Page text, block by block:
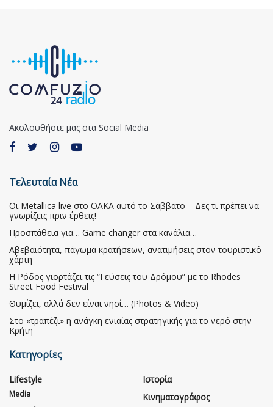
Ακολουθήστε μας στα Social Media
Τελευταία Νέα
Οι Metallica live στο ΟΑΚΑ αυτό το Σάββατο – Δες τι πρέπει να
γνωρίζεις πριν έρθεις!
Προσπάθεια για… Game changer στα κανάλια…
Αβεβαιότητα, πάγωμα κρατήσεων, ανατιμήσεις στον τουριστικό
χάρτη
Η Ρόδος γιορτάζει τις “Γεύσεις του Δρόμου” με το Rhodes
Street Food Festival
Θυμίζει, αλλά δεν είναι νησί… (Photos & Video)
Στο «τραπέζι» η ανάγκη ενιαίας στρατηγικής για το νερό στην
Κρήτη
Κατηγορίες
Lifestyle
Media
Ιστορία
Κινηματογράφος